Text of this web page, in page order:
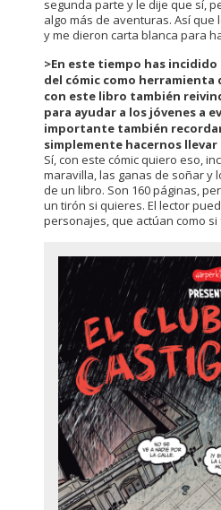
segunda parte y le dije que sí,
algo más de aventuras. Así
y me dieron carta blanca para
>En este tiempo has
del cómic como herramienta
con este libro también
para ayudar a los jóvenes a
importante también
simplemente hacernos
Sí, con este cómic quiero eso,
maravilla, las ganas de soñar y
de un libro. Son 160 páginas,
un tirón si quieres. El lector
personajes, que actúan como